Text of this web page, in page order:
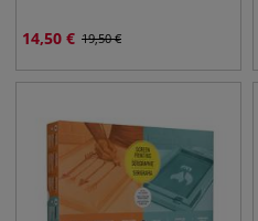
14,50 € 19,50€